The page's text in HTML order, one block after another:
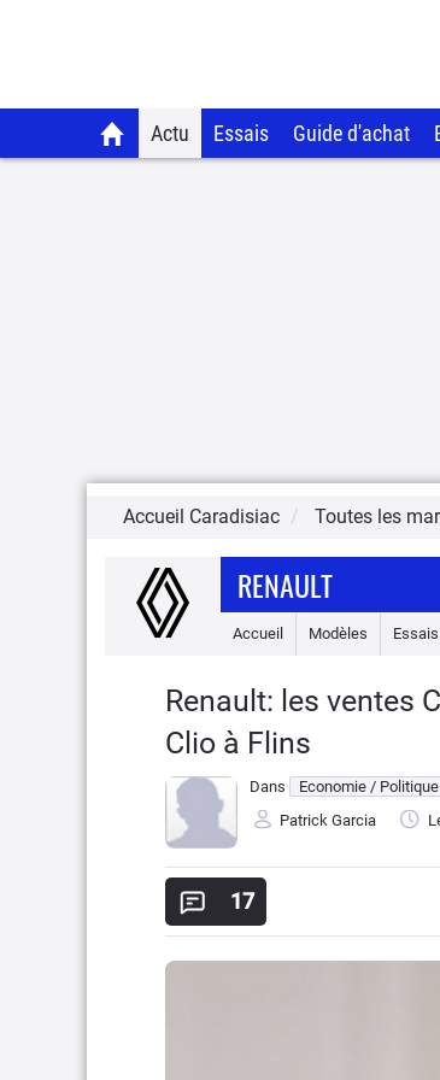
Actu Essais Guide d'achat
Accueil Caradisiac Toutes les
RENAULT
Accueil Modèles Essais
Renault: les ventes
Clio à Flins
Dans Economie / Politique
Patrick Garcia
17